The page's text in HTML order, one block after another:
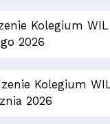
Kolegium WIL
2026
Kolegium
2026